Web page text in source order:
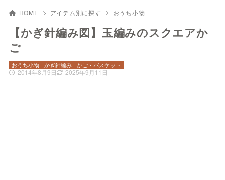
HOME アイテム別に探す おうち小物
【かぎ針編み図】玉編みのスクエアか
ご
2014年8月9日 2025年9月11日
おうち小物 かぎ針編み かご・バスケット